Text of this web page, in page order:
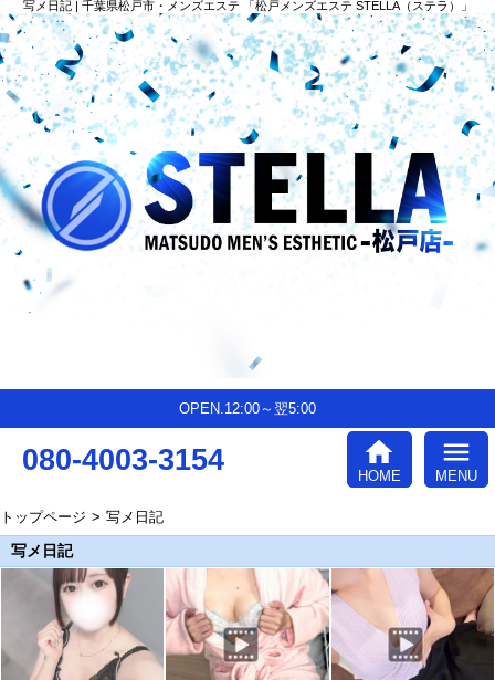
写メ日記 | 千葉県松戸市・メンズエステ 「松戸メンズエステ STELLA（ステラ）」
OPEN.12:00～翌5:00
080-4003-3154 home
HOME
menu
MENU
トップページ 写メ日記
写メ日記